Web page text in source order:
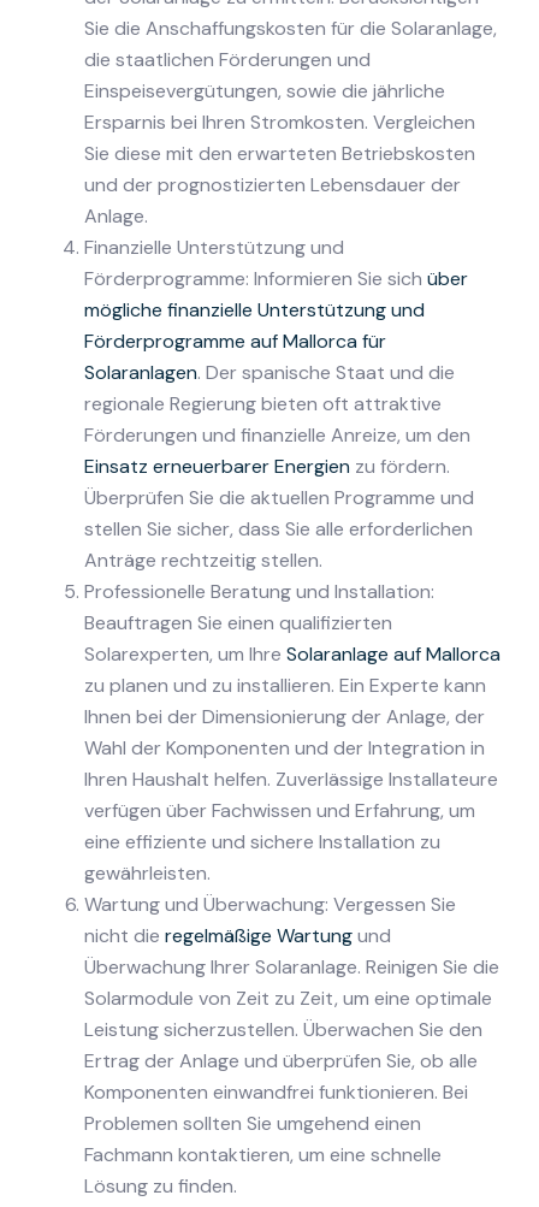
Sie die Anschaffungskosten für die Solaranlage,
die staatlichen Förderungen und
Einspeisevergütungen, sowie die jährliche
Ersparnis bei Ihren Stromkosten. Vergleichen
Sie diese mit den erwarteten Betriebskosten
und der prognostizierten Lebensdauer der
Anlage.
Finanzielle Unterstützung und
Förderprogramme: Informieren Sie sich über
mögliche finanzielle Unterstützung und
Förderprogramme auf Mallorca für
Solaranlagen. Der spanische Staat und die
regionale Regierung bieten oft attraktive
Förderungen und finanzielle Anreize, um den
Einsatz erneuerbarer Energien zu fördern.
Überprüfen Sie die aktuellen Programme und
stellen Sie sicher, dass Sie alle erforderlichen
Anträge rechtzeitig stellen.
Professionelle Beratung und Installation:
Beauftragen Sie einen qualifizierten
Solarexperten, um Ihre Solaranlage auf Mallorca
zu planen und zu installieren. Ein Experte kann
Ihnen bei der Dimensionierung der Anlage, der
Wahl der Komponenten und der Integration in
Ihren Haushalt helfen. Zuverlässige Installateure
verfügen über Fachwissen und Erfahrung, um
eine effiziente und sichere Installation zu
gewährleisten.
Wartung und Überwachung: Vergessen Sie
nicht die regelmäßige Wartungund
Überwachung Ihrer Solaranlage. Reinigen Sie die
Solarmodule von Zeit zu Zeit, um eine optimale
Leistung sicherzustellen. Überwachen Sie den
Ertrag der Anlage und überprüfen Sie, ob alle
Komponenten einwandfrei funktionieren. Bei
Problemen sollten Sie umgehend einen
Fachmann kontaktieren, um eine schnelle
Lösung zu finden.